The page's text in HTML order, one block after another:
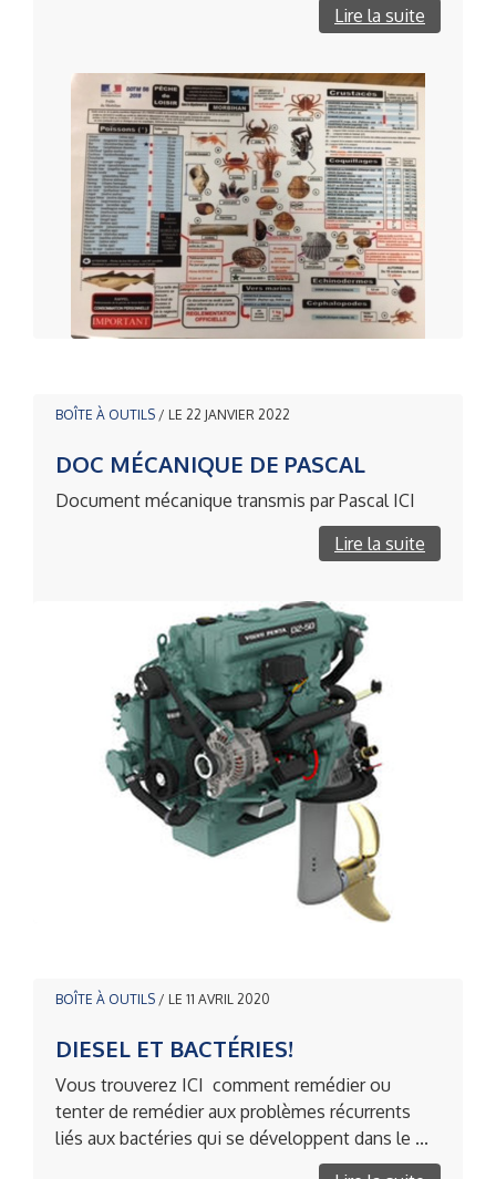
Lire la suite
BOÎTE À OUTILS / LE 22 JANVIER 2022
DOC MÉCANIQUE DE PASCAL
Document mécanique transmis par Pascal ICI
Lire la suite
BOÎTE À OUTILS / LE 11 AVRIL 2020
DIESEL ET BACTÉRIES!
Vous trouverez ICI comment remédier ou
tenter de remédier aux problèmes récurrents
liés aux bactéries qui se développent dans le ...